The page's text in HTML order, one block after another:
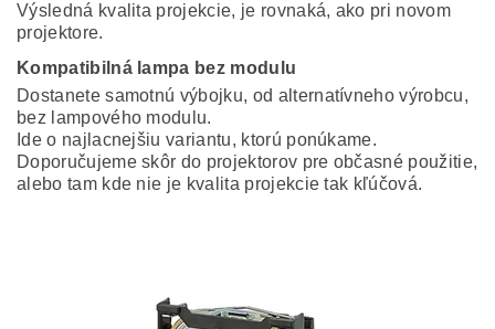
Výsledná kvalita projekcie, je rovnaká, ako pri novom
projektore.
Kompatibilná lampa bez modulu
Dostanete samotnú výbojku, od alternatívneho výrobcu,
bez lampového modulu.
Ide o najlacnejšiu variantu, ktorú ponúkame.
Doporučujeme skôr do projektorov pre občasné použitie,
alebo tam kde nie je kvalita projekcie tak kľúčová.